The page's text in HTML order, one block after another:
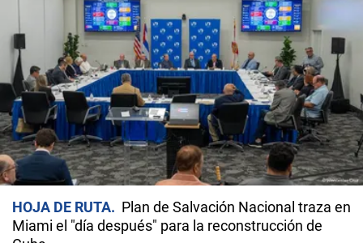
HOJA DE RUTA
Plan de Salvación Nacional traza en
Miami el "día después" para la reconstrucción de